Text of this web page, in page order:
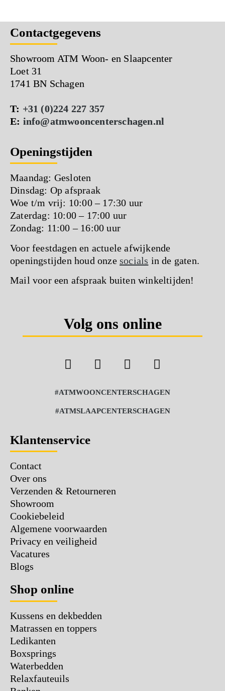
Contactgegevens
Showroom ATM Woon- en Slaapcenter
Loet 31
1741 BN Schagen
T: +31 (0)224 227 357
E: info@atmwooncenterschagen.nl
Openingstijden
Maandag: Gesloten
Dinsdag: Op afspraak
Woe t/m vrij: 10:00 – 17:30 uur
Zaterdag: 10:00 – 17:00 uur
Zondag: 11:00 – 16:00 uur
Voor feestdagen en actuele afwijkende
openingstijden houd onze socials in de gaten.
Mail voor een afspraak buiten winkeltijden!
Volg ons online
#ATMWOONCENTERSCHAGEN
#ATMSLAAPCENTERSCHAGEN
Klantenservice
Contact
Over ons
Verzenden & Retourneren
Showroom
Cookiebeleid
Algemene voorwaarden
Privacy en veiligheid
Vacatures
Blogs
Shop online
Kussens en dekbedden
Matrassen en toppers
Ledikanten
Boxsprings
Waterbedden
Relaxfauteuils